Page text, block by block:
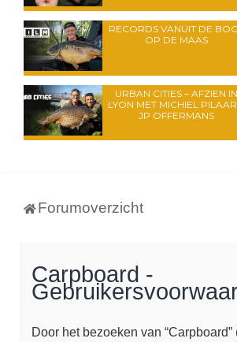
RECORDS VANUIT DE
OP DE MAAS
URBAN CITIES – AFZIEN IN
LYON MET MICHIEL
JP OFFERMANS
Forumoverzicht
Carpboard -
Door het bezoeken van “Carpboard”